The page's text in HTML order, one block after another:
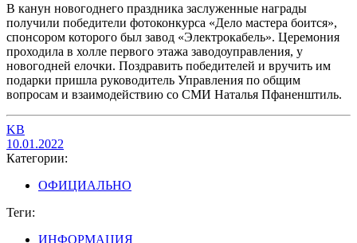
В канун новогоднего праздника заслуженные награды
получили победители фотоконкурса «Дело мастера боится»,
спонсором которого был завод «Электрокабель». Церемония
проходила в холле первого этажа заводоуправления, у
новогодней елочки. Поздравить победителей и вручить им
подарки пришла руководитель Управления по общим
вопросам и взаимодействию со СМИ Наталья Пфаненштиль.
KB
10.01.2022
Категории:
ОФИЦИАЛЬНО
Теги:
ИНФОРМАЦИЯ